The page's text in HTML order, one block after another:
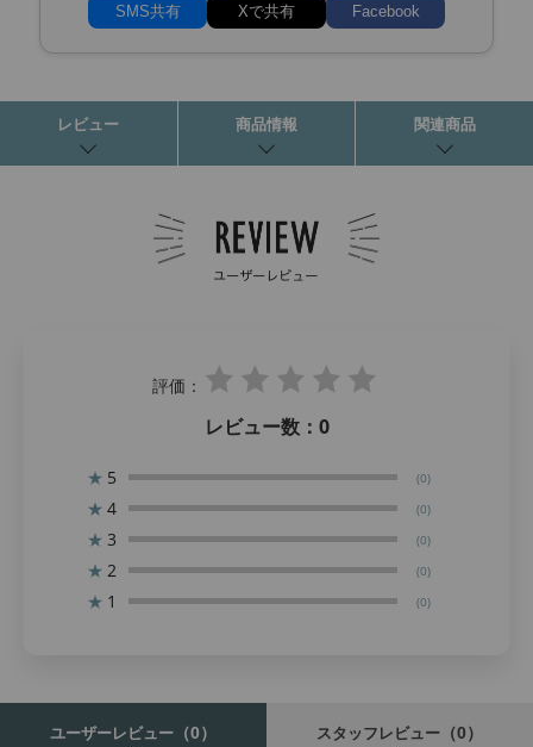
SMS共有
Xで共有 Facebook
レビュー 商品情報 関連商品
評価：
レビュー数： 0
★ 5 (0)
★ 4 (0)
★ 3 (0)
★ 2 (0)
★ 1 (0)
ユーザーレビュー （0） スタッフレビュー （0）